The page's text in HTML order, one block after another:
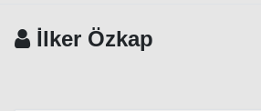
İlker Özkap